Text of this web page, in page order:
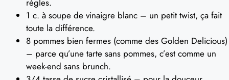
règles.
1 c. à soupe de vinaigre blanc – un petit twist, ça fait
toute la différence.
8 pommes bien fermes (comme des Golden Delicious)
– parce qu’une tarte sans pommes, c’est comme un
week-end sans brunch.